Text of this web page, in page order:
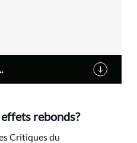
rebonds?
Critiques du